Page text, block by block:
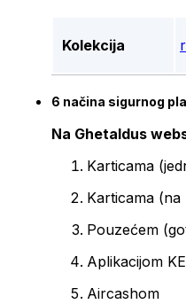
Kolekcija
6 načina sigurnog
Na Ghetaldus
Karticama
Karticama (na
Pouzećem
Aplikacijom
Aircashom